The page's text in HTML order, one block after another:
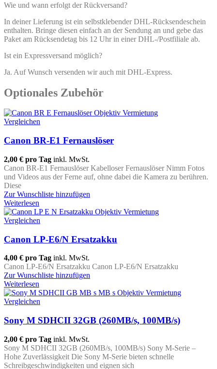
Wie und wann erfolgt der Rückversand?
In deiner Lieferung ist ein selbstklebender DHL-Rücksendeschein
enthalten. Bringe diesen einfach an der Sendung an und gebe das
Paket am Rücksendetag bis 12 Uhr in einer DHL-/Postfiliale ab.
Ist ein Expressversand möglich?
Ja. Auf Wunsch versenden wir auch mit DHL-Express.
Optionales Zubehör
Vergleichen
Canon BR-E1 Fernauslöser
2,00 € pro Tag inkl. MwSt.
Canon BR-E1 Fernauslöser Kabelloser Fernauslöser Nimm Fotos
und Videos aus der Ferne auf, ohne dabei die Kamera zu berühren.
Diese
Zur Wunschliste hinzufügen
Weiterlesen
Vergleichen
Canon LP-E6/N Ersatzakku
4,00 € pro Tag inkl. MwSt.
Canon LP-E6/N Ersatzakku Canon LP-E6/N Ersatzakku
Zur Wunschliste hinzufügen
Weiterlesen
Vergleichen
Sony M SDHCII 32GB (260MB/s, 100MB/s)
2,00 € pro Tag inkl. MwSt.
Sony M SDHCII 32GB (260MB/s, 100MB/s) Sony M-Serie –
Hohe Zuverlässigkeit Die Sony M-Serie bieten schnelle
Schreibgeschwindigkeiten und eignen sich